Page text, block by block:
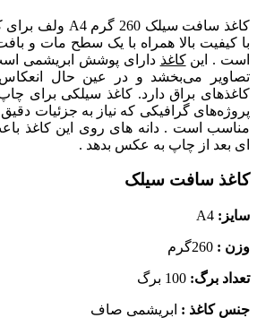
کاغذ سافت سیلک 260 گرم A4 ولف
برای
با کیفیت بالا همراه با یک سطح مات و
است . اینکاغذ دارای پوشش ابریشمی
تصاویر می‌بخشد و در عین حال
کاغذهای براق دارد. کاغذ سیلکی برای
پروژه‌های گرافیکی که نیاز به جزئیات
مناسب است . دانه های روی این کاغذ
ای بعد از چاپ به عکس بدهد .
کاغذ سافت سیلک
سایز:
وزن :
تعداد برگ:
جنس کاغذ : ابریشمی صاف